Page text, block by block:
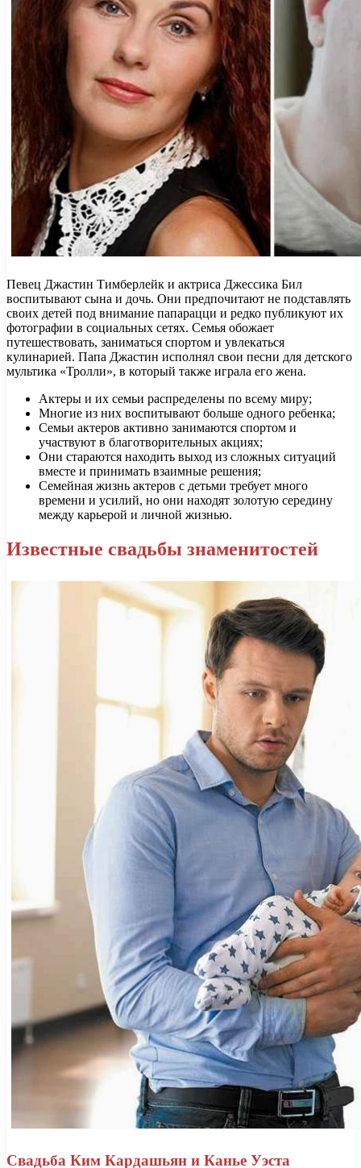
Певец Джастин Тимберлейк и актриса Джессика Бил
воспитывают сына и дочь. Они предпочитают не подставлять
своих детей под внимание папарацци и редко публикуют их
фотографии в социальных сетях. Семья обожает
путешествовать, заниматься спортом и увлекаться
кулинарией. Папа Джастин исполнял свои песни для детского
мультика «Тролли», в который также играла его жена.
Актеры и их семьи распределены по всему миру;
Многие из них воспитывают больше одного ребенка;
Семьи актеров активно занимаются спортом и
участвуют в благотворительных акциях;
Они стараются находить выход из сложных ситуаций
вместе и принимать взаимные решения;
Семейная жизнь актеров с детьми требует много
времени и усилий, но они находят золотую середину
между карьерой и личной жизнью.
Известные свадьбы знаменитостей
Свадьба Ким Кардашьян и Канье Уэста